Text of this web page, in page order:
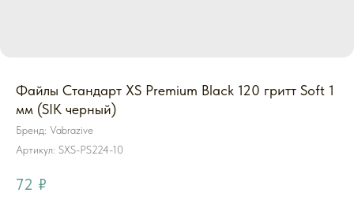
Файлы Стандарт XS Premium Black 120 гритт Soft 1
мм (SIK черный)
Бренд: Vabrazive
Артикул: SXS-PS224-10
72 ₽